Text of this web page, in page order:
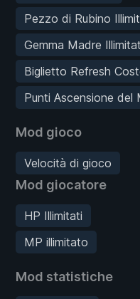
Pezzo di Rubino
Gemma Madre
Biglietto Refresh
Punti Ascensione del
Mod gioco
Velocità di gioco
Mod giocatore
HP Illimitati
MP illimitato
Mod statistiche